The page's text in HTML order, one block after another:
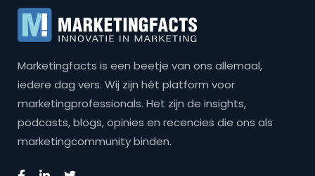
Marketingfacts is een beetje van ons allemaal,
iedere dag vers. Wij zijn hét platform voor
marketingprofessionals. Het zijn de insights,
podcasts, blogs, opinies en recencies die ons als
marketingcommunity binden.